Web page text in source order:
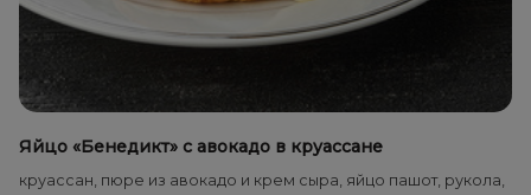
Яйцо «Бенедикт» с авокадо в круассане
круассан, пюре из авокадо и крем сыра, яйцо пашот, рукола,